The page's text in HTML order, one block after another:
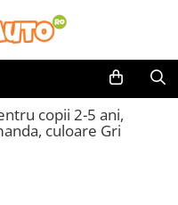
copii 2-5 ani,
culoare Gri